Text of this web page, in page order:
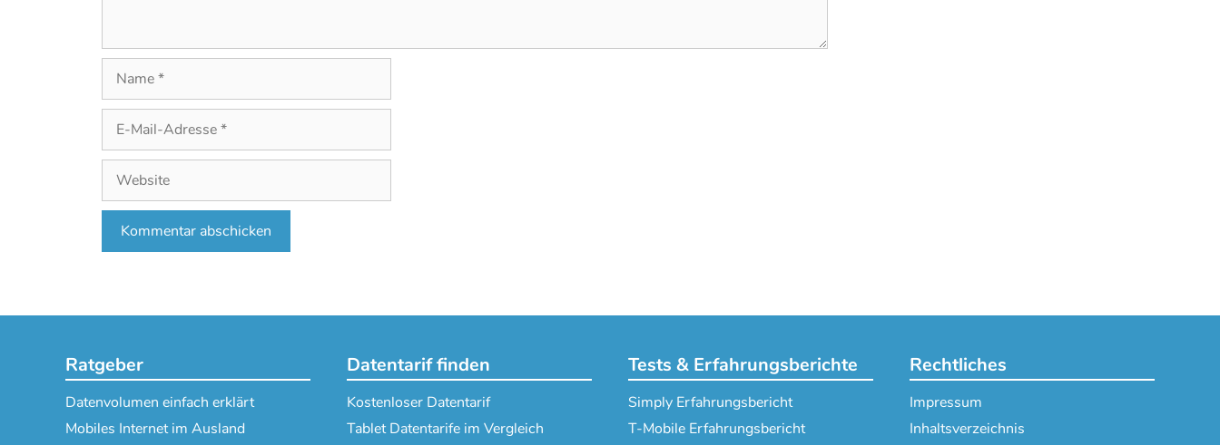
Name
Mail-
Adresse
Website
Ratgeber
Datenvolumen einfach erklärt
Mobiles Internet im Ausland
Datentarif finden
Kostenloser Datentarif
Tablet Datentarife im Vergleich
Tests & Erfahrungsberichte
Simply Erfahrungsbericht
T-Mobile Erfahrungsbericht
Rechtliches
Impressum
Inhaltsverzeichnis